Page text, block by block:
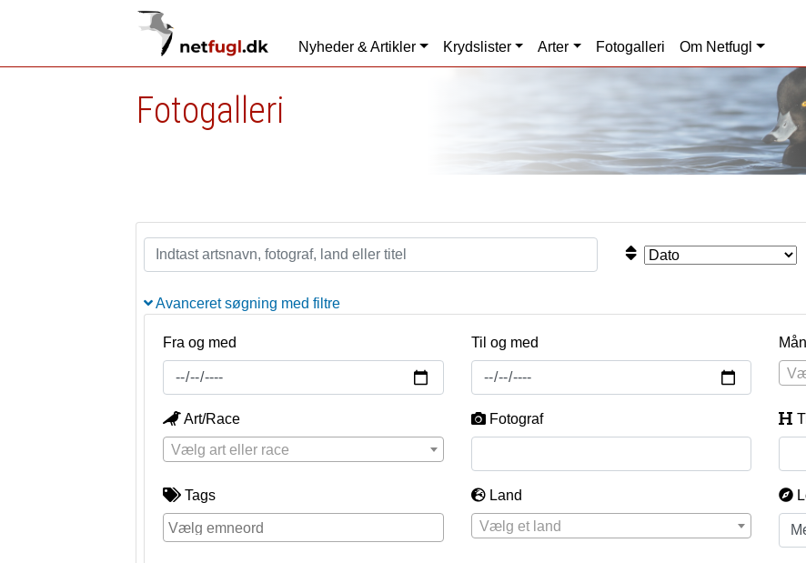
Nyheder & Artikler Krydslister Arter Fotogalleri Om Netfugl
Fotogalleri
Avanceret søgning med filtre
Fra og med Til og med
Art/Race
Vælg art eller race
Fotograf
Tags
Land
Vælg et land